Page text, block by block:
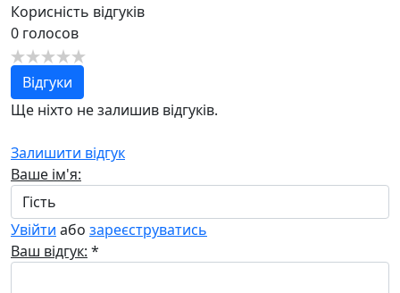
Корисність відгуків
0 голосов
Відгуки
Ще ніхто не залишив відгуків.
Залишити відгук
Ваше ім'я:
Увійти або зареєструватись
Ваш відгук: *